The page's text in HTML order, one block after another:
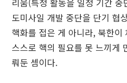
리움(특정 활동을 일정 기간
도미사일 개발 중단을 단기 협
핵화를 접은 게 아니라, 북한이
스스로 핵의 필요를 못 느끼게
뤄둔 셈이다.